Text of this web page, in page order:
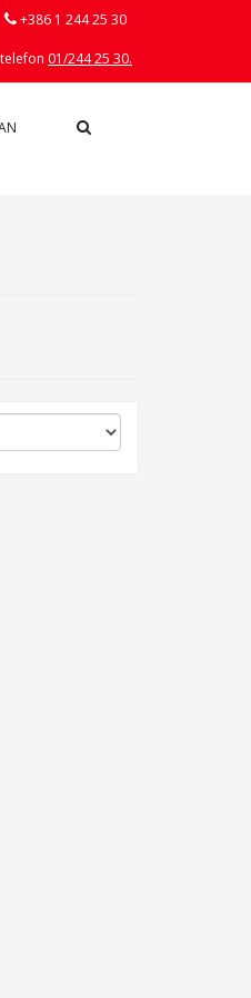
+386 1 244 25 30
01/244 25 30.